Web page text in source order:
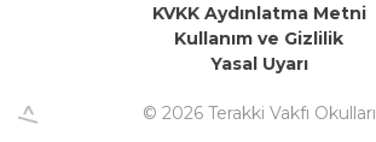
© 2026 Terakki Vakfı Okulları
KVKK Aydınlatma Metni
Kullanım ve Gizlilik
Yasal Uyarı